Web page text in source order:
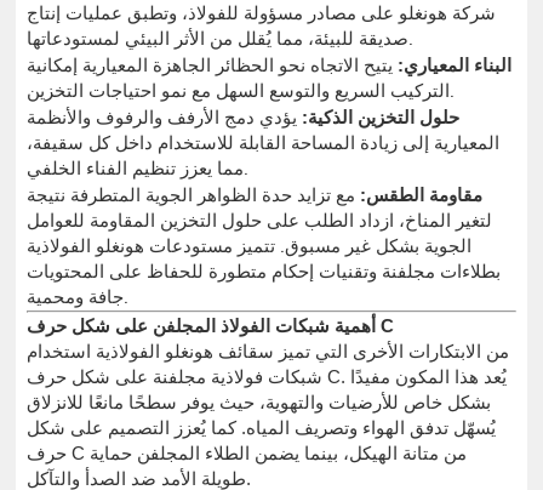
شركة هونغلو على مصادر مسؤولة للفولاذ، وتطبق عمليات إنتاج
صديقة للبيئة، مما يُقلل من الأثر البيئي لمستودعاتها.
البناء المعياري: يتيح الاتجاه نحو الحظائر الجاهزة المعيارية إمكانية
التركيب السريع والتوسع السهل مع نمو احتياجات التخزين.
حلول التخزين الذكية: يؤدي دمج الأرفف والرفوف والأنظمة
المعيارية إلى زيادة المساحة القابلة للاستخدام داخل كل سقيفة،
مما يعزز تنظيم الفناء الخلفي.
مقاومة الطقس: مع تزايد حدة الظواهر الجوية المتطرفة نتيجة
لتغير المناخ، ازداد الطلب على حلول التخزين المقاومة للعوامل
الجوية بشكل غير مسبوق. تتميز مستودعات هونغلو الفولاذية
بطلاءات مجلفنة وتقنيات إحكام متطورة للحفاظ على المحتويات
جافة ومحمية.
أهمية شبكات الفولاذ المجلفن على شكل حرف C
من الابتكارات الأخرى التي تميز سقائف هونغلو الفولاذية استخدام
شبكات فولاذية مجلفنة على شكل حرف C. يُعد هذا المكون مفيدًا
بشكل خاص للأرضيات والتهوية، حيث يوفر سطحًا مانعًا للانزلاق
يُسهّل تدفق الهواء وتصريف المياه. كما يُعزز التصميم على شكل
حرف C من متانة الهيكل، بينما يضمن الطلاء المجلفن حماية
طويلة الأمد ضد الصدأ والتآكل.